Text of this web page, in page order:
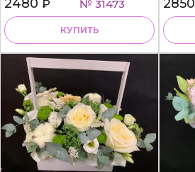
2480 ₽ № 31473
КУПИТЬ
2850